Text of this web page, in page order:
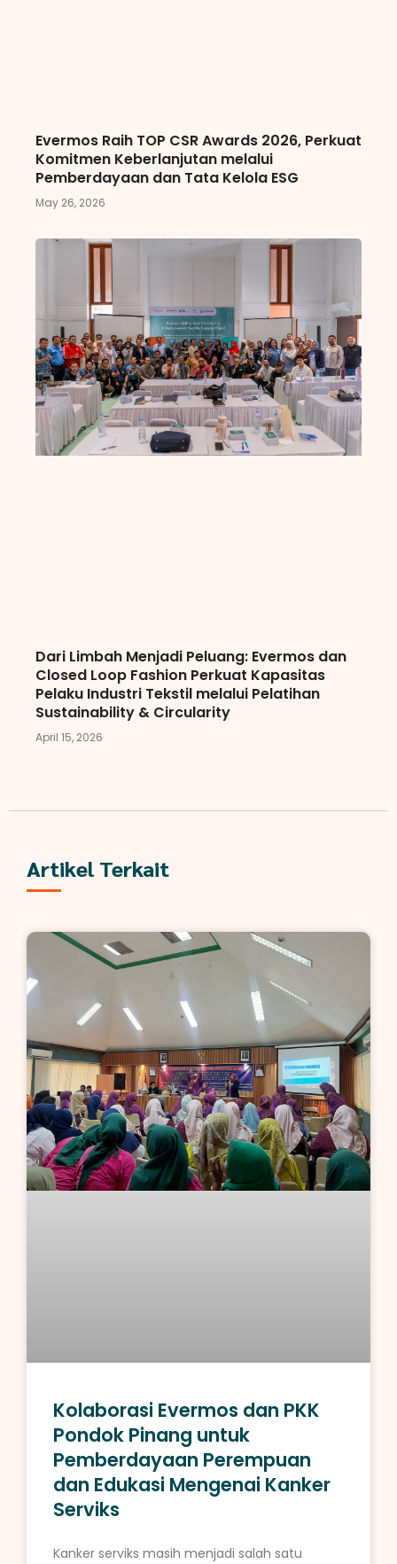
Evermos Raih TOP CSR Awards 2026, Perkuat
Komitmen Keberlanjutan melalui
Pemberdayaan dan Tata Kelola ESG
May 26, 2026
Dari Limbah Menjadi Peluang: Evermos dan
Closed Loop Fashion Perkuat Kapasitas
Pelaku Industri Tekstil melalui Pelatihan
Sustainability & Circularity
April 15, 2026
Artikel Terkait
Kolaborasi Evermos dan PKK
Pondok Pinang untuk
Pemberdayaan Perempuan
dan Edukasi Mengenai Kanker
Serviks
Kanker serviks masih menjadi salah satu